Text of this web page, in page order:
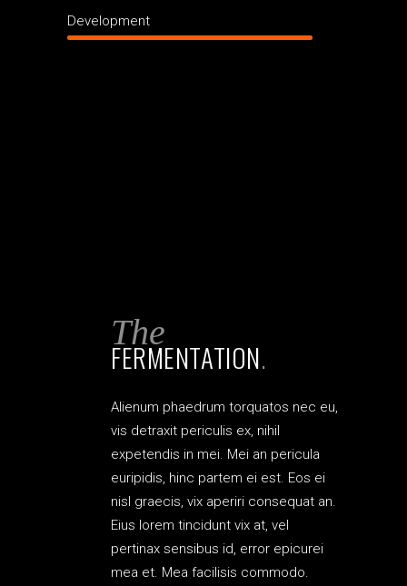
Development
The
FERMENTATION.
Alienum phaedrum torquatos nec eu,
vis detraxit periculis ex, nihil
expetendis in mei. Mei an pericula
euripidis, hinc partem ei est. Eos ei
nisl graecis, vix aperiri consequat an.
Eius lorem tincidunt vix at, vel
pertinax sensibus id, error epicurei
mea et. Mea facilisis commodo.